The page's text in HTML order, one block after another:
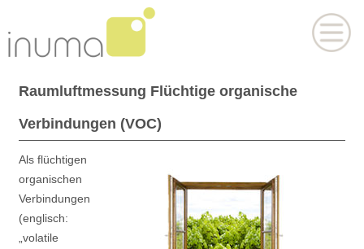
Raumluftmessung Flüchtige organische
Verbindungen (VOC)
Als flüchtigen
organischen
Verbindungen
(englisch:
„volatile